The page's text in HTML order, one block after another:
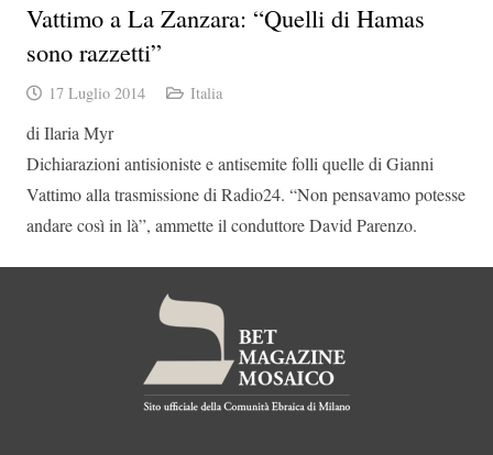
Vattimo a La Zanzara: “Quelli di Hamas
sono razzetti”
17 Luglio 2014 Italia
di Ilaria Myr
Dichiarazioni antisioniste e antisemite folli quelle di Gianni
Vattimo alla trasmissione di Radio24. “Non pensavamo potesse
andare così in là”, ammette il conduttore David Parenzo.